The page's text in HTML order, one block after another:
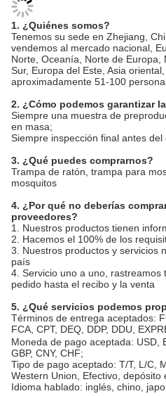
1. ¿Quiénes somos?
Tenemos su sede en Zhejiang,
vendemos al mercado nacional,
Norte, Oceanía, Norte de Europa,
Sur, Europa del Este, Asia
aproximadamente 51-100
2. ¿Cómo podemos garantizar
en masa;
Siempre inspección final antes del
3. ¿Qué puedes comprarnos?
mosquitos
4. ¿Por qué no deberías
1. Nuestros productos tienen
2. Hacemos el 100% de los
3. Nuestros productos y servicios
país
4. Servicio uno a uno, rastreamos
pedido hasta el recibo y la venta
5. ¿Qué servicios podemos
FCA, CPT, DEQ, DDP, DDU,
Moneda de pago aceptada: USD,
GBP, CNY, CHF;
Tipo de pago aceptado: T/T, L/C,
Western Union, Efectivo, depósito
Idioma hablado: inglés, chino,